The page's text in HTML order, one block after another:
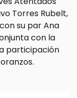
Torres Rubelt,
su par Ana
con la
participación